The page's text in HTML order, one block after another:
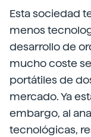
Esta sociedad
menos
desarrollo de
mucho coste
portátiles de
mercado. Ya
embargo, al
tecnológicas,